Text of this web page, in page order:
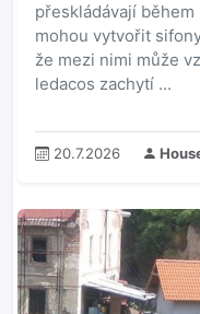
přeskládávají
mohou vytvořit
že mezi nimi může
ledacos zachytí ...
20.7.2026